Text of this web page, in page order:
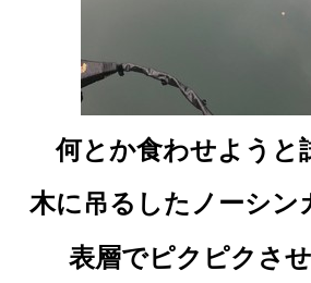
何とか食わせようと
木に吊るしたノーシン
表層でピクピクさ